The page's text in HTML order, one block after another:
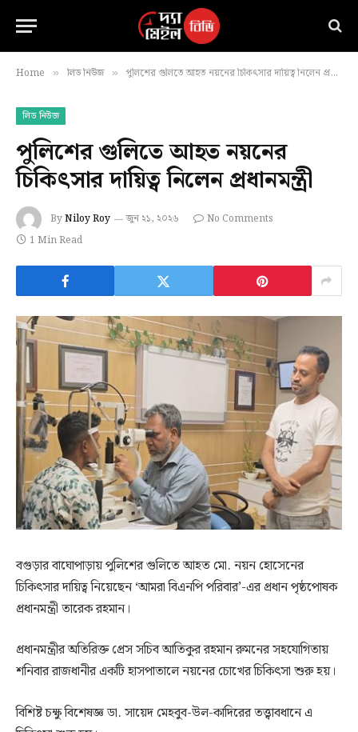
Home » লিড নিউজ » পুলিশের গুলিতে আহত নয়নের চিকিৎসার দায়িত্ব নিলেন প্রধানমন্ত্রী
লিড নিউজ
পুলিশের গুলিতে আহত নয়নের
চিকিৎসার দায়িত্ব নিলেন প্রধানমন্ত্রী
ByNiloy Roy জুন ২১, ২০২৬
No Comments
1 Min Read
বগুড়ার বাঘোপাড়ায় পুলিশের গুলিতে আহত মো. নয়ন হোসেনের
চিকিৎসার দায়িত্ব নিয়েছেন ‘আমরা বিএনপি পরিবার’-এর প্রধান পৃষ্ঠপোষক
প্রধানমন্ত্রী তারেক রহমান।
প্রধানমন্ত্রীর অতিরিক্ত প্রেস সচিব আতিকুর রহমান রুমনের সহযোগিতায়
শনিবার রাজধানীর একটি হাসপাতালে নয়নের চোখের চিকিৎসা শুরু হয়।
বিশিষ্ট চক্ষু বিশেষজ্ঞ ডা. সায়েদ মেহবুব-উল-কাদিরের তত্ত্বাবধানে এ